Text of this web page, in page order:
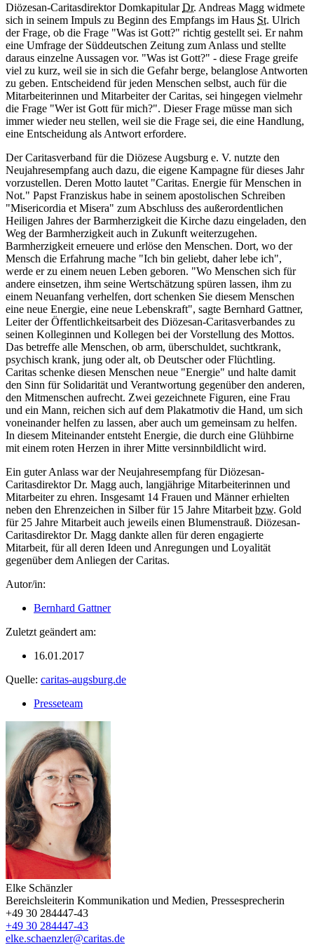
Diözesan-Caritasdirektor DomkapitularDr. Andreas Magg widmete
sich in seinem Impuls zu Beginn des Empfangs im Haus St. Ulrich
der Frage, ob die Frage "Was ist Gott?" richtig gestellt sei. Er nahm
eine Umfrage der Süddeutschen Zeitung zum Anlass und stellte
daraus einzelne Aussagen vor. "Was ist Gott?" - diese Frage greife
viel zu kurz, weil sie in sich die Gefahr berge, belanglose Antworten
zu geben. Entscheidend für jeden Menschen selbst, auch für die
Mitarbeiterinnen und Mitarbeiter der Caritas, sei hingegen vielmehr
die Frage "Wer ist Gott für mich?". Dieser Frage müsse man sich
immer wieder neu stellen, weil sie die Frage sei, die eine Handlung,
eine Entscheidung als Antwort erfordere.
Der Caritasverband für die Diözese Augsburg e. V. nutzte den
Neujahresempfang auch dazu, die eigene Kampagne für dieses Jahr
vorzustellen. Deren Motto lautet "Caritas. Energie für Menschen in
Not." Papst Franziskus habe in seinem apostolischen Schreiben
"Misericordia et Misera" zum Abschluss des außerordentlichen
Heiligen Jahres der Barmherzigkeit die Kirche dazu eingeladen, den
Weg der Barmherzigkeit auch in Zukunft weiterzugehen.
Barmherzigkeit erneuere und erlöse den Menschen. Dort, wo der
Mensch die Erfahrung mache "Ich bin geliebt, daher lebe ich",
werde er zu einem neuen Leben geboren. "Wo Menschen sich für
andere einsetzen, ihm seine Wertschätzung spüren lassen, ihm zu
einem Neuanfang verhelfen, dort schenken Sie diesem Menschen
eine neue Energie, eine neue Lebenskraft", sagte Bernhard Gattner,
Leiter der Öffentlichkeitsarbeit des Diözesan-Caritasverbandes zu
seinen Kolleginnen und Kollegen bei der Vorstellung des Mottos.
Das betreffe alle Menschen, ob arm, überschuldet, suchtkrank,
psychisch krank, jung oder alt, ob Deutscher oder Flüchtling.
Caritas schenke diesen Menschen neue "Energie" und halte damit
den Sinn für Solidarität und Verantwortung gegenüber den anderen,
den Mitmenschen aufrecht. Zwei gezeichnete Figuren, eine Frau
und ein Mann, reichen sich auf dem Plakatmotiv die Hand, um sich
voneinander helfen zu lassen, aber auch um gemeinsam zu helfen.
In diesem Miteinander entsteht Energie, die durch eine Glühbirne
mit einem roten Herzen in ihrer Mitte versinnbildlicht wird.
Ein guter Anlass war der Neujahresempfang für Diözesan-
Caritasdirektor Dr. Magg auch, langjährige Mitarbeiterinnen und
Mitarbeiter zu ehren. Insgesamt 14 Frauen und Männer erhielten
neben den Ehrenzeichen in Silber für 15 Jahre Mitarbeit bzw. Gold
für 25 Jahre Mitarbeit auch jeweils einen Blumenstrauß. Diözesan-
Caritasdirektor Dr. Magg dankte allen für deren engagierte
Mitarbeit, für all deren Ideen und Anregungen und Loyalität
gegenüber dem Anliegen der Caritas.
Autor/in:
Bernhard Gattner
Zuletzt geändert am:
16.01.2017
Quelle: caritas-augsburg.de
Presseteam
Elke Schänzler
Bereichsleiterin Kommunikation und Medien, Pressesprecherin
+49 30 284447-43
+49 30 284447-43
elke.schaenzler@caritas.de